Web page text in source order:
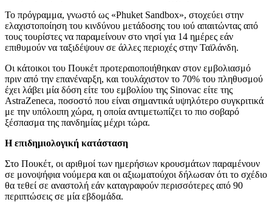
Το πρόγραμμα, γνωστό ως «Phuket Sandbox», στοχεύει στην
ελαχιστοποίηση του κινδύνου μετάδοσης του ιού απαιτώντας από
τους τουρίστες να παραμείνουν στο νησί για 14 ημέρες εάν
επιθυμούν να ταξιδέψουν σε άλλες περιοχές στην Ταϊλάνδη.
Οι κάτοικοι του Πουκέτ προτεραιοποιήθηκαν στον εμβολιασμό
πριν από την επανέναρξη, και τουλάχιστον το 70% του πληθυσμού
έχει λάβει μία δόση είτε του εμβολίου της Sinovac είτε της
AstraZeneca, ποσοστό που είναι σημαντικά υψηλότερο συγκριτικά
με την υπόλοιπη χώρα, η οποία αντιμετωπίζει το πιο σοβαρό
ξέσπασμα της πανδημίας μέχρι τώρα.
Η επιδημιολογική κατάσταση
Στο Πουκέτ, οι αριθμοί των ημερήσιων κρουσμάτων παραμένουν
σε μονοψήφια νούμερα και οι αξιωματούχοι δήλωσαν ότι το σχέδιο
θα τεθεί σε αναστολή εάν καταγραφούν περισσότερες από 90
περιπτώσεις σε μία εβδομάδα.